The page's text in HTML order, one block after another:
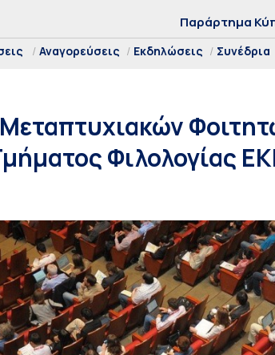
Παράρτημα
Αναγορεύσεις Εκδηλώσεις Συνέδρια
Φιλολογίας